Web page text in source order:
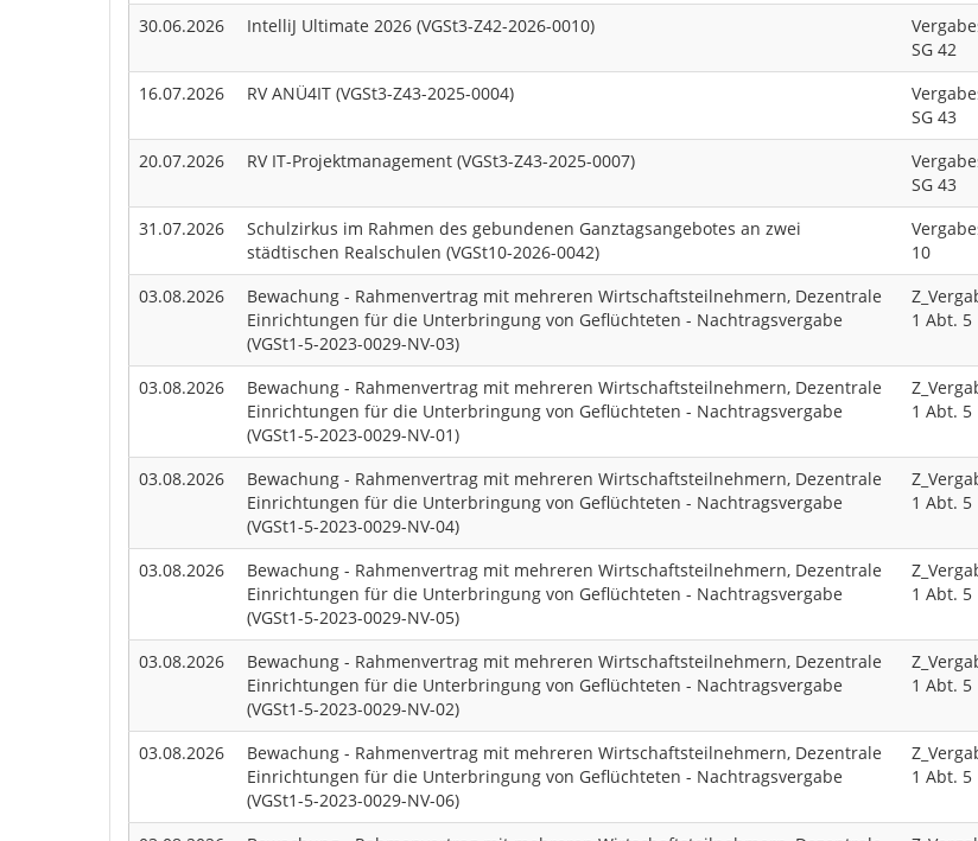
30.06.2026 IntelliJ Ultimate 2026 (VGSt3-Z42-2026-0010)
SG 42
16.07.2026 RV ANÜ4IT (VGSt3-Z43-2025-0004)
SG 43
20.07.2026 RV IT-Projektmanagement (VGSt3-Z43-2025-0007)
SG 43
31.07.2026
Schulzirkus im Rahmen des gebundenen Ganztagsangebotes an zwei
städtischen Realschulen (VGSt10-2026-0042)
10
03.08.2026
Bewachung - Rahmenvertrag mit mehreren Wirtschaftsteilnehmern, Dezentrale
Einrichtungen für die Unterbringung von Geflüchteten - Nachtragsvergabe
(VGSt1-5-2023-0029-NV-03)
1 Abt. 5
03.08.2026
Bewachung - Rahmenvertrag mit mehreren Wirtschaftsteilnehmern, Dezentrale
Einrichtungen für die Unterbringung von Geflüchteten - Nachtragsvergabe
(VGSt1-5-2023-0029-NV-01)
1 Abt. 5
03.08.2026
Bewachung - Rahmenvertrag mit mehreren Wirtschaftsteilnehmern, Dezentrale
Einrichtungen für die Unterbringung von Geflüchteten - Nachtragsvergabe
(VGSt1-5-2023-0029-NV-04)
1 Abt. 5
03.08.2026
Bewachung - Rahmenvertrag mit mehreren Wirtschaftsteilnehmern, Dezentrale
Einrichtungen für die Unterbringung von Geflüchteten - Nachtragsvergabe
(VGSt1-5-2023-0029-NV-05)
1 Abt. 5
03.08.2026
Bewachung - Rahmenvertrag mit mehreren Wirtschaftsteilnehmern, Dezentrale
Einrichtungen für die Unterbringung von Geflüchteten - Nachtragsvergabe
(VGSt1-5-2023-0029-NV-02)
1 Abt. 5
03.08.2026
Bewachung - Rahmenvertrag mit mehreren Wirtschaftsteilnehmern, Dezentrale
Einrichtungen für die Unterbringung von Geflüchteten - Nachtragsvergabe
(VGSt1-5-2023-0029-NV-06)
1 Abt. 5